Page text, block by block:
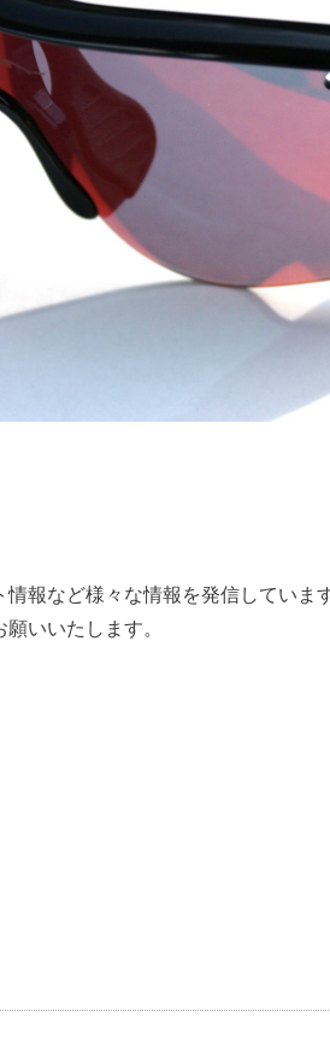
報など様々な情報を発信していま
いいたします。